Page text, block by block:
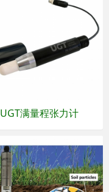
UGT满量程张力计